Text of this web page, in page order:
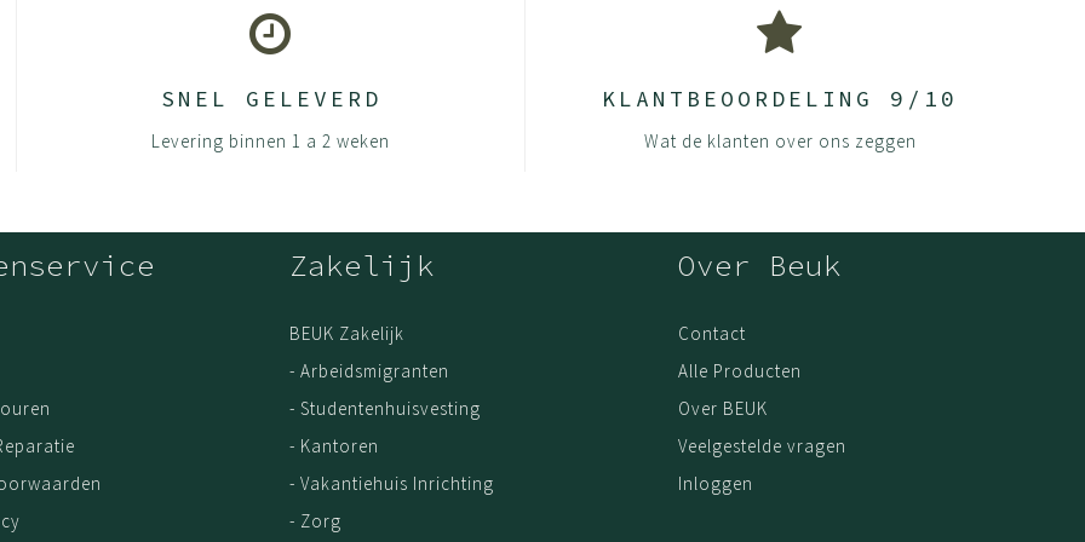
SNEL GELEVERD
Levering binnen 1 a 2 weken
KLANTBEOORDELING 9/10
Wat de klanten over ons zeggen
Zakelijk
BEUK Zakelijk
- Arbeidsmigranten
- Studentenhuisvesting
- Kantoren
- Vakantiehuis Inrichting
- Zorg
Over Beuk
Contact
Alle Producten
Over BEUK
Veelgestelde vragen
Inloggen